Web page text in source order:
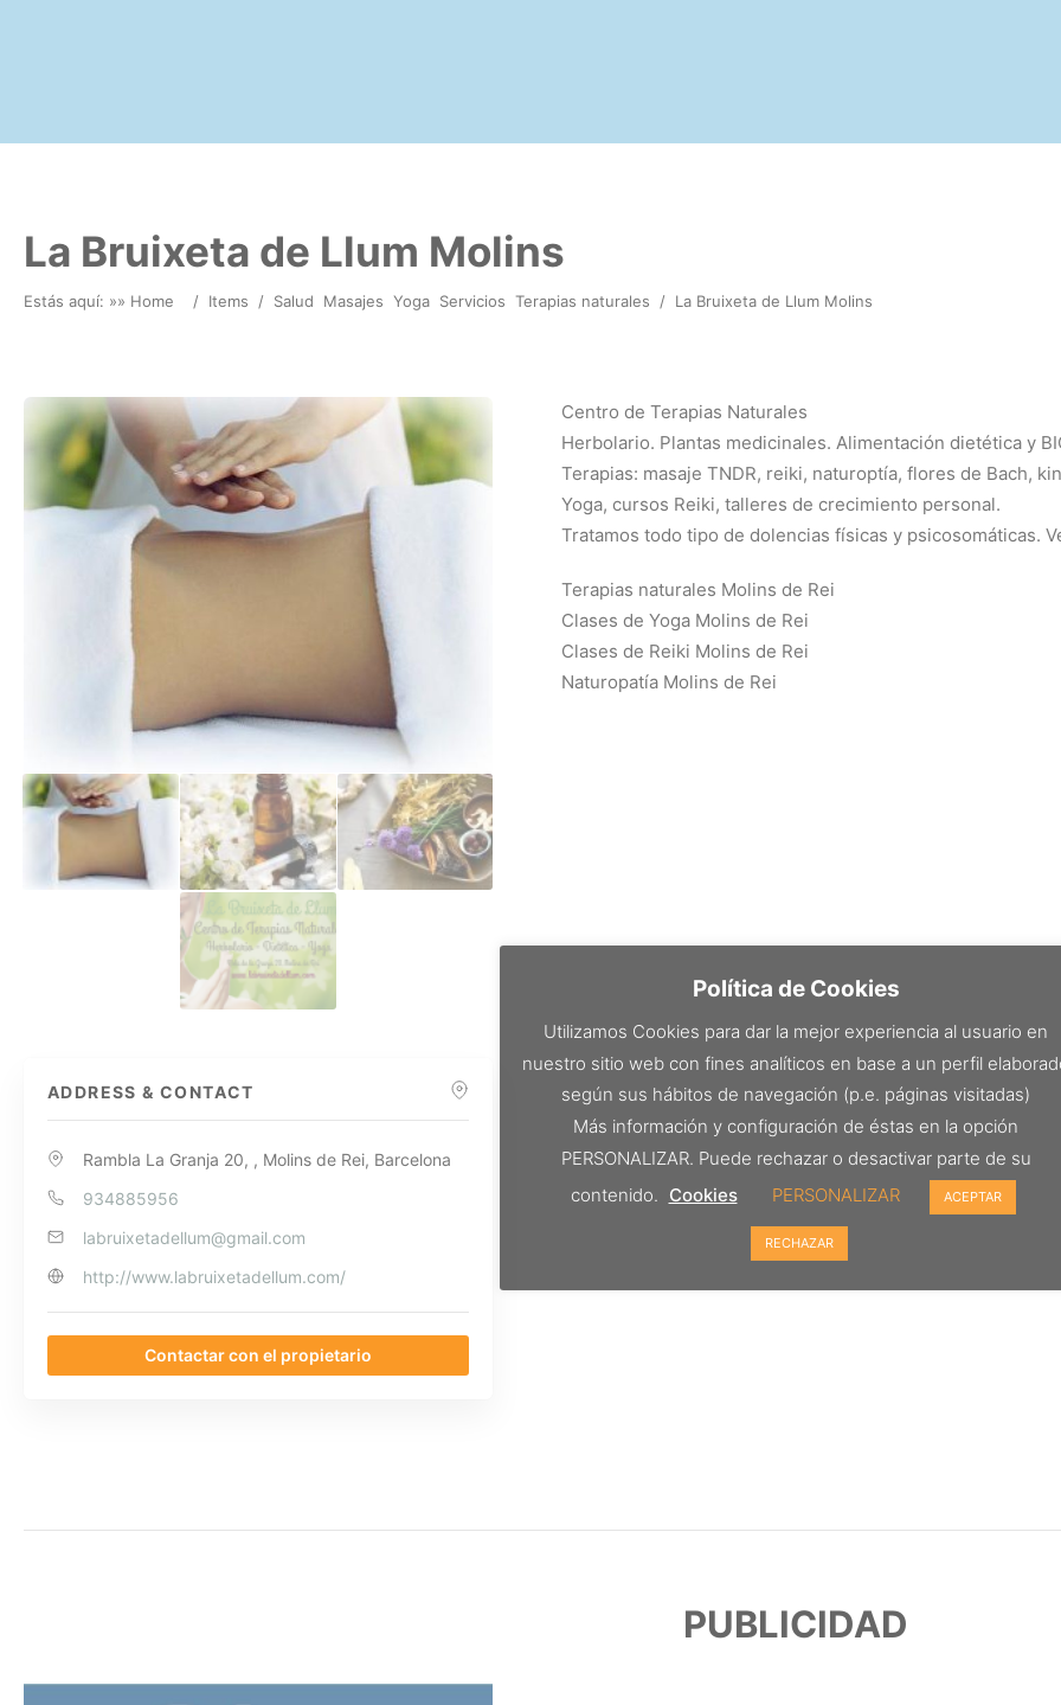
La Bruixeta de Llum Molins
Estás aquí: »» Home / Items / Salud Masajes Yoga Servicios Terapias naturales / La Bruixeta de Llum Molins
ADDRESS & CONTACT
Rambla La Granja 20, , Molins de Rei, Barcelona
934885956
labruixetadellum@gmail.com
http://www.labruixetadellum.com/
Contactar con el propietario
Centro de Terapias Naturales
Herbolario. Plantas medicinales. Alimentación dietética y
Terapias: masaje TNDR, reiki, naturoptía, flores de Bach,
Yoga, cursos Reiki, talleres de crecimiento personal.
Tratamos todo tipo de dolencias físicas y psicosomáticas.
Terapias naturales Molins de Rei
Clases de Yoga Molins de Rei
Clases de Reiki Molins de Rei
Naturopatía Molins de Rei
PUBLICIDAD
Política de Cookies
Utilizamos Cookies para dar la mejor experiencia al usuario en
nuestro sitio web con fines analíticos en base a un perfil
según sus hábitos de navegación (p.e. páginas visitadas)
Más información y configuración de éstas en la opción
PERSONALIZAR. Puede rechazar o desactivar parte de su
contenido. Cookies PERSONALIZAR ACEPTAR
RECHAZAR